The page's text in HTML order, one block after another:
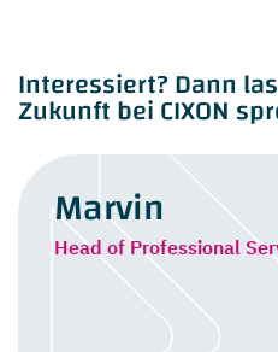
Interessiert? Dann
Zukunft bei CIXON
Marvin
Head of Professional